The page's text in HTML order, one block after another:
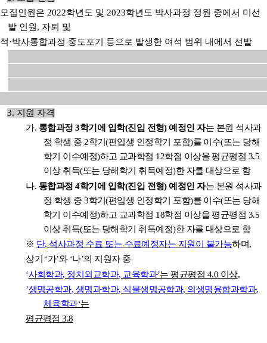
모집인원은 2022학년도 및 2023학년도 박사과정 정원 중에서 미선
발 인원 , 자퇴 및
석·박사통합과정 중도포기 등으로 발생한 여석 범위 내에서 선발
3. 지원 자격
가. 통합과정3학기에 입학(진입 전형)예정인 자는 본원 석사과
정 학생 중2학기(편입생 인정학기 포함)를 이수(또는 당해
학기 이수예정)하고 교과학점 12학점 이상을 평균평점 3.5
이상 취득(또는 당해학기 취득예정)한 자를 대상으로 함
나. 통합과정4학기에 입학(진입 전형)예정인 자는 본원 석사과
정 학생 중3학기(편입생 인정학기 포함)를 이수(또는 당해
학기 이수예정)하고 교과학점 18학점 이상을 평균평점 3.5
이상 취득(또는 당해학기 취득예정)한 자를 대상으로 함
※ 단, 석사과정 수료 또는 수료예정자는 지원이 불가능하며,
상기 ‘가’와 ‘나’의 지원자 중
‘사회학과, 정치외교학과, 교육학과’는 평균평점 4.0 이상,
’생명공학과, 생명과학과, 식물생명공학과, 의생명융합과학과,
체육학과‘는
평균평점3.8